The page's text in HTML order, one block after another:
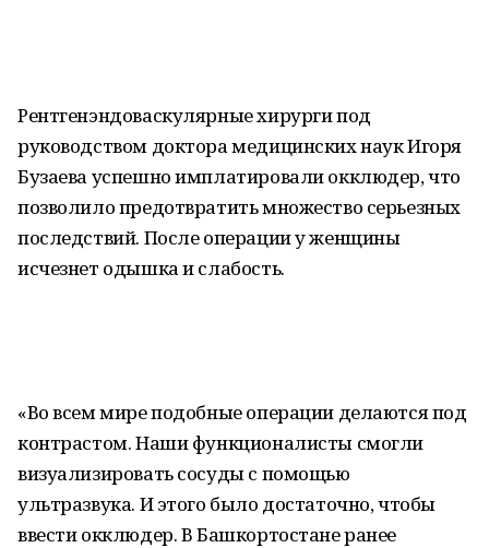
Рентгенэндоваскулярные хирурги под
руководством доктора медицинских наук Игоря
Бузаева успешно имплатировали окклюдер, что
позволило предотвратить множество серьезных
последствий. После операции у женщины
исчезнет одышка и слабость.
«Во всем мире подобные операции делаются под
контрастом. Наши функционалисты смогли
визуализировать сосуды с помощью
ультразвука. И этого было достаточно, чтобы
ввести окклюдер. В Башкортостане ранее